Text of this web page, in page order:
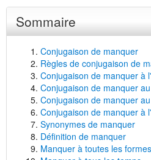
Sommaire
Conjugaison de manquer
Règles de conjugaison de
Conjugaison de manquer à
Conjugaison de manquer
Conjugaison de manquer
Conjugaison de manquer à
Synonymes de manquer
Définition de manquer
Manquer à toutes les formes